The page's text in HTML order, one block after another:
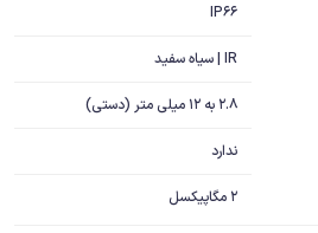
IP66
IR | سیاه سفید
2.8 به 12 میلی متر (دستی)
ندارد
2 مگاپیکسل